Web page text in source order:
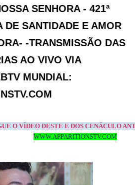
SENHORA - 421ª
DE SANTIDADE E AMOR
-TRANSMISSÃO DAS
AO VIVO VIA
MUNDIAL:
O VÍDEO DESTE E DOS CENÁCULO
WWW.APPARITIONSTV.COM